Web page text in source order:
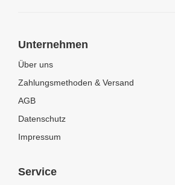
Unternehmen
Über uns
Zahlungsmethoden & Versand
AGB
Datenschutz
Impressum
Service